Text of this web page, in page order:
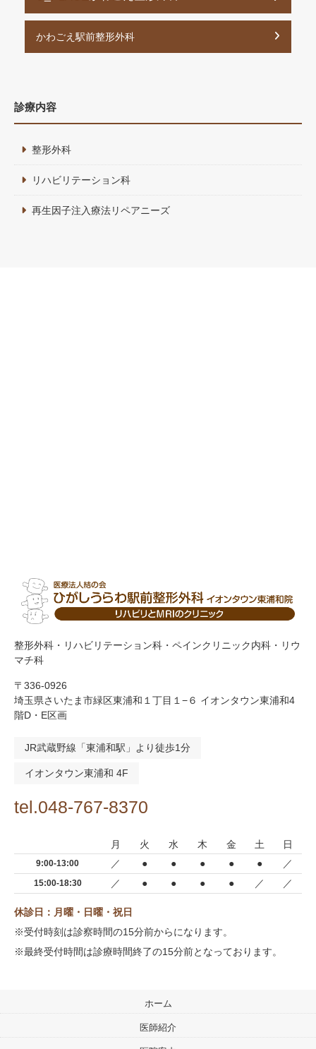
かわごえ駅前整形外科
診療内容
整形外科
リハビリテーション科
再生因子注入療法リペアニーズ
整形外科・リハビリテーション科・ペインクリニック内科・リウ
マチ科
〒336-0926
埼玉県さいたま市緑区東浦和１丁目１−６ イオンタウン東浦和4
階D・E区画
JR武蔵野線「東浦和駅」より徒歩1分
イオンタウン東浦和 4F
tel.048-767-8370
月 火 水 木 金 土 日
9:00-13:00 ／ ● ● ● ● ● ／
15:00-18:30 ／ ● ● ● ● ／ ／
休診日：月曜・日曜・祝日
※受付時刻は診察時間の15分前からになります。
※最終受付時間は診療時間終了の15分前となっております。
ホーム
医師紹介